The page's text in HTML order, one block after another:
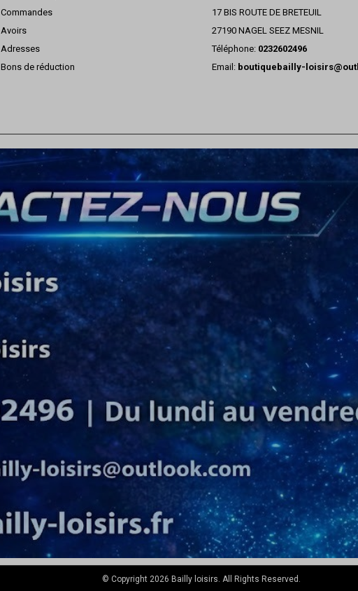
Commandes
Avoirs
Adresses
Bons de réduction
17 BIS ROUTE DE BRETEUIL
27190 NAGEL SEEZ MESNIL
Téléphone: 0232602496
Email: boutiquebailly-
© Copyright 2026 Bailly loisirs. All Rights Reserved.